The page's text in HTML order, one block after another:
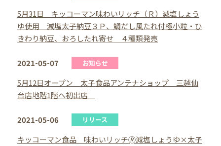
5月31日 キッコーマン味わいリッチ（Ｒ）減塩しょう
ゆ使用 減塩太子納豆３Ｐ、鯛だし風たれ付極小粒・ひ
きわり納豆、おろしたれ寄せ ４種類発売
2021-05-07 お知らせ
5月12日オープン 太子食品アンテナショップ 三越仙
台店地階1階へ初出店
2021-05-06 リリース
キッコーマン食品 味わいリッチ🄬減塩しょうゆ×太子